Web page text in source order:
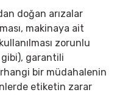
doğan arızalar
makinaya ait
zorunlu
gibi), garantili
bir müdahalenin
etiketin zarar